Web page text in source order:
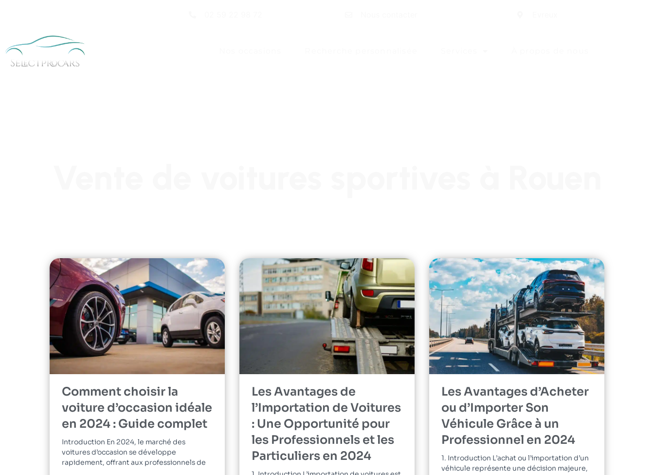
Comment choisir la
voiture d’occasion idéale
en 2024 : Guide complet
Introduction En 2024, le marché des
voitures d’occasion se développe
rapidement, offrant aux professionnels de
Les Avantages de
l’Importation de Voitures
: Une Opportunité pour
les Professionnels et les
Particuliers en 2024
Les Avantages d’Acheter
ou d’Importer Son
Véhicule Grâce à un
Professionnel en 2024
1. Introduction L’achat ou l’importation d’un
véhicule représente une décision majeure,